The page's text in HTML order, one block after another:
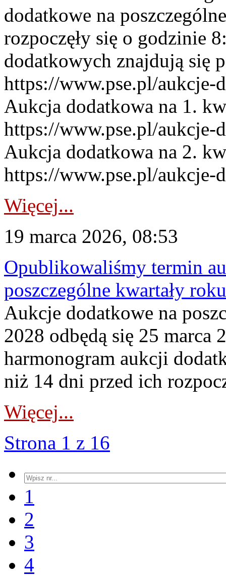
dodatkowe na
rozpoczęły się o godzinie
dodatkowych znajdują się
https://www.pse.pl/
Aukcja dodatkowa na 1.
https://www.pse.pl/
Aukcja dodatkowa na 2.
https://www.pse.pl/aukcje-
Więcej...
19 marca 2026, 08:53
Opublikowaliśmy termin
poszczególne kwartały
Aukcje dodatkowe na
2028 odbędą się 25 marca
harmonogram aukcji
niż 14 dni przed ich
Więcej...
Strona 1 z 16
1
2
3
4